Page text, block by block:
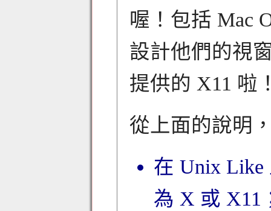
喔！包括 Mac
設計他們的視
提供的 X11 啦
從上面的說明
在 Unix
為 X 或 X11